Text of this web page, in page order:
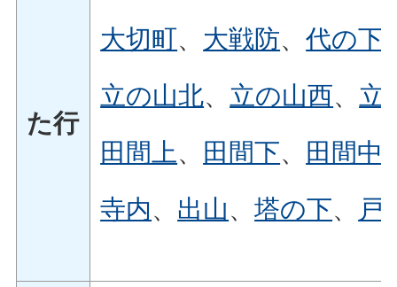
た行
大切町、 大戦防、代の下
立の山北、 立の山西、 立
田間上、 田間下、 田間中
寺内、 出山、塔の下、 戸